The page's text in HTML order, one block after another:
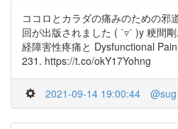
ココロとカラダの痛みのための邪
回が出版されました ( ˙▿˙ )y 粳間
経障害性疼痛と Dysfunctional
231. https://t.co/okY17Yohng
2021-09-14 19:00:44